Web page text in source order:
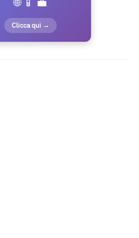
Clicca qui →